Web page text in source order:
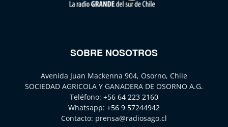
SOBRE NOSOTROS
Avenida Juan Mackenna 904, Osorno, Chile
SOCIEDAD AGRICOLA Y GANADERA DE OSORNO A.G.
Teléfono: +56 64 223 2160
Whatsapp: +56 9 57244942
Contacto: prensa@radiosago.cl